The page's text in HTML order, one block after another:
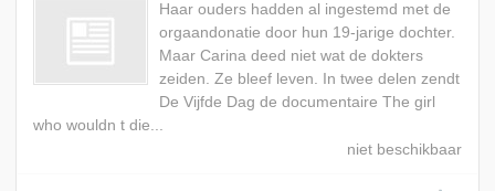
Haar ouders hadden al ingestemd met de
orgaandonatie door hun 19-jarige dochter.
Maar Carina deed niet wat de dokters
zeiden. Ze bleef leven. In twee delen zendt
De Vijfde Dag de documentaire The girl
who wouldn t die...